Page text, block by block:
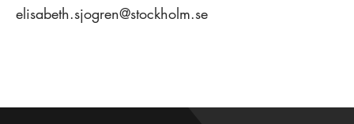
elisabeth.sjogren@stockholm.se